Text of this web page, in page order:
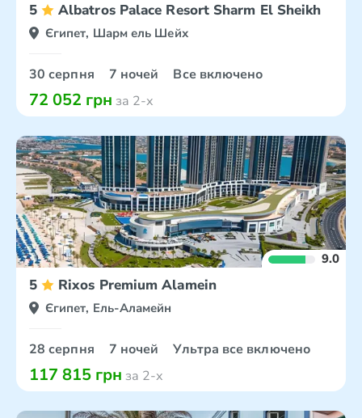
5 Albatros Palace Resort Sharm El Sheikh
Єгипет, Шарм ель Шейх
30 серпня 7 ночей Все включено
72 052 грн за 2-х
9.0
5 Rixos Premium Alamein
Єгипет, Ель-Аламейн
28 серпня 7 ночей Ультра все включено
117 815 грн за 2-х